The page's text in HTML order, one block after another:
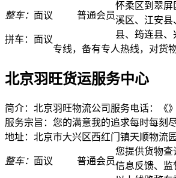
整车： 面议
拼车： 面议
普通会员
北京羽旺货运服务中心
简介：北京羽旺物流公司服务电话：《
服务宗旨：您的满意我的追求每时每刻
地址：北京市大兴区西红门镇天顺物流园
整车： 面议 普通会员
怀柔区到翠屏
溪区、江安县
县、筠连县、
专线，备有专人热线，对货
您提供货物查
信息反馈、监